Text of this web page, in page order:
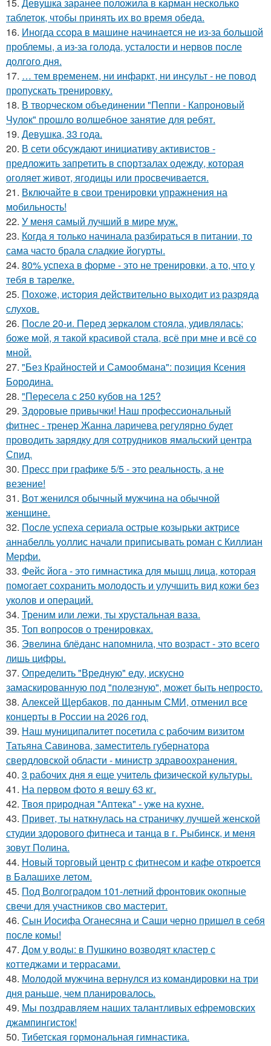
таблеток, чтобы принять их во время обеда.
16. Иногда ссора в машине начинается не из-за большой
проблемы, а из-за голода, усталости и нервов после
долгого дня.
17. … тем временем, ни инфаркт, ни инсульт - не повод
пропускать тренировку.
18. В творческом объединении "Пеппи - Капроновый
Чулок" прошло волшебное занятие для ребят.
19. Девушка, 33 года.
20. В сети обсуждают инициативу активистов -
предложить запретить в спортзалах одежду, которая
оголяет живот, ягодицы или просвечивается.
21. Включайте в свои тренировки упражнения на
мобильность!
22. У меня самый лучший в мире муж.
23. Когда я только начинала разбираться в питании, то
сама часто брала сладкие йогурты.
24. 80% успеха в форме - это не тренировки, а то, что у
тебя в тарелке.
25. Похоже, история действительно выходит из разряда
слухов.
26. После 20-и. Перед зеркалом стояла, удивлялась;
боже мой, я такой красивой стала, всё при мне и всё со
мной.
27. "Без Крайностей и Самообмана": позиция Ксения
Бородина.
28. "Пересела с 250 кубов на 125?
29. Здоровые привычки! Наш профессиональный
фитнес - тренер Жанна ларичева регулярно будет
проводить зарядку для сотрудников ямальский центра
Спид.
30. Пресс при графике 5/5 - это реальность, а не
везение!
31. Вот женился обычный мужчина на обычной
женщине.
32. После успеха сериала острые козырьки актрисе
аннабелль уоллис начали приписывать роман с Киллиан
Мерфи.
33. Фейс йога - это гимнастика для мышц лица, которая
помогает сохранить молодость и улучшить вид кожи без
уколов и операций.
34. Треним или лежи, ты хрустальная ваза.
35. Топ вопросов о тренировках.
36. Эвелина блёданс напомнила, что возраст - это всего
лишь цифры.
37. Определить "Вредную" еду, искусно
замаскированную под "полезную", может быть непросто.
38. Алексей Щербаков, по данным СМИ, отменил все
концерты в России на 2026 год.
39. Наш муниципалитет посетила с рабочим визитом
Татьяна Савинова, заместитель губернатора
свердловской области - министр здравоохранения.
40. 3 рабочих дня я еще учитель физической культуры.
41. На первом фото я вешу 63 кг.
42. Твоя природная "Аптека" - уже на кухне.
43. Привет, ты наткнулась на страничку лучшей женской
студии здорового фитнеса и танца в г. Рыбинск, и меня
зовут Полина.
44. Новый торговый центр с фитнесом и кафе откроется
в Балашихе летом.
45. Под Волгоградом 101-летний фронтовик окопные
свечи для участников сво мастерит.
46. Сын Иосифа Оганесяна и Саши черно пришел в себя
после комы!
47. Дом у воды: в Пушкино возводят кластер с
коттеджами и террасами.
48. Молодой мужчина вернулся из командировки на три
дня раньше, чем планировалось.
49. Мы поздравляем наших талантливых ефремовских
джампингисток!
50. Тибетская гормональная гимнастика.